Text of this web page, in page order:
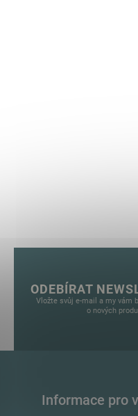
ODEBÍRAT
Vložte svůj e-mail a my vám
o nových
Informace pro